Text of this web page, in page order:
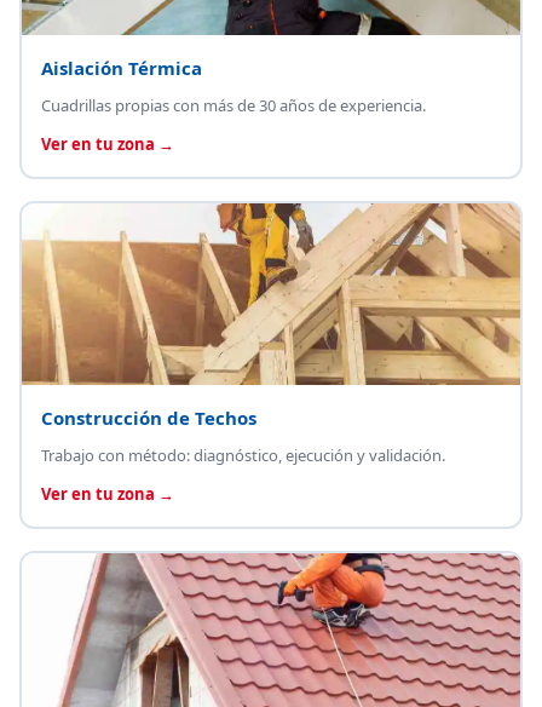
Aislación Térmica
Cuadrillas propias con más de 30 años de experiencia.
Ver en tu zona →
Construcción de Techos
Trabajo con método: diagnóstico, ejecución y validación.
Ver en tu zona →